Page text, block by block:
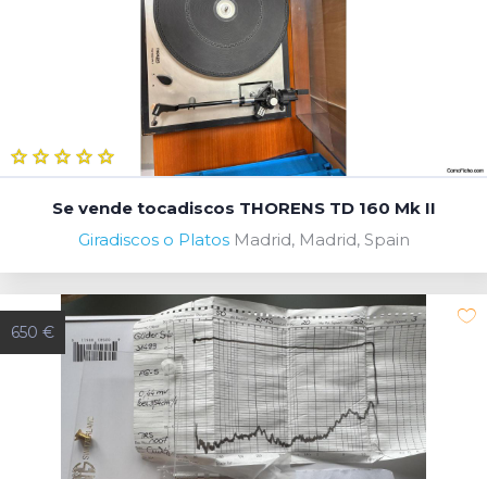
Se vende tocadiscos THORENS TD 160 Mk II
Giradiscos o Platos Madrid, Madrid, Spain
650 €